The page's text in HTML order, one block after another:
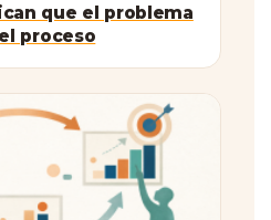
que el problema
proceso